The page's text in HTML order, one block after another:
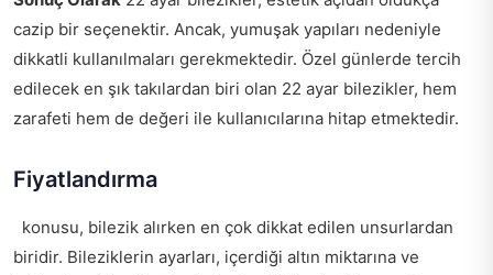
cazip bir seçenektir. Ancak, yumuşak yapıları nedeniyle
dikkatli kullanılmaları gerekmektedir. Özel günlerde tercih
edilecek en şık takılardan biri olan 22 ayar bilezikler, hem
zarafeti hem de değeri ile kullanıcılarına hitap etmektedir.
Fiyatlandırma
konusu, bilezik alırken en çok dikkat edilen unsurlardan
biridir. Bileziklerin ayarları, içerdiği altın miktarına ve